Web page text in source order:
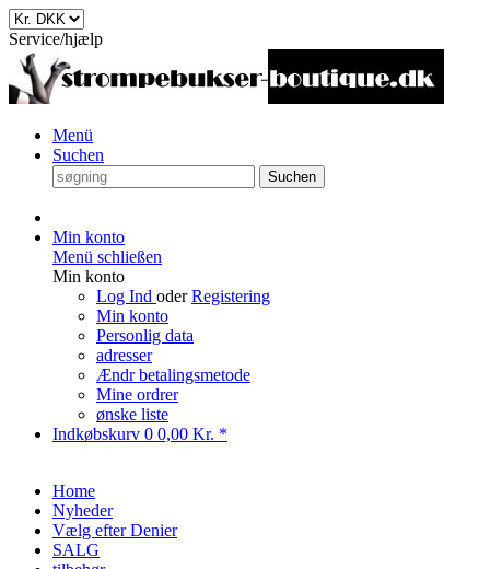
Service/hjælp
Menü
Suchen
Suchen
Min konto
Menü schließen
Min konto
Log Ind oderRegistering
Min konto
Personlig data
adresser
Ændr betalingsmetode
Mine ordrer
ønske liste
Indkøbskurv 0 0,00 Kr. *
Home
Nyheder
Vælg efter Denier
SALG